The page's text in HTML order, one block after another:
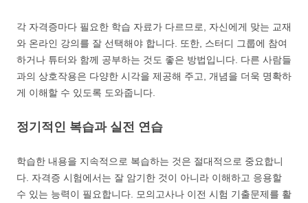
각 자격증마다 필요한 학습 자료가 다르므로, 자신에게 맞는 교재
와 온라인 강의를 잘 선택해야 합니다. 또한, 스터디 그룹에 참여
하거나 튜터와 함께 공부하는 것도 좋은 방법입니다. 다른 사람들
과의 상호작용은 다양한 시각을 제공해 주고, 개념을 더욱 명확하
게 이해할 수 있도록 도와줍니다.
정기적인 복습과 실전 연습
학습한 내용을 지속적으로 복습하는 것은 절대적으로 중요합니
다. 자격증 시험에서는 잘 암기한 것이 아니라 이해하고 응용할
수 있는 능력이 필요합니다. 모의고사나 이전 시험 기출문제를 활